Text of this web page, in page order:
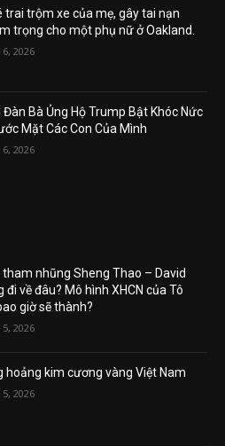
trai trộm xe của mẹ, gây tai nạn
trọng cho một phụ nữ ở Oakland.
2026
Đàn Bà Ủng Hộ Trump Bật Khóc Nức
Mặt Các Con Của Mình
2026
tham nhũng Sheng Thao – David
đi về đâu? Mô hình XHCN của Tô
giờ sẽ thành?
2026
hoảng kim cương vàng Việt Nam
2026